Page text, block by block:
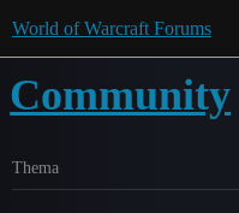
World of Warcraft Forums
Community
Thema